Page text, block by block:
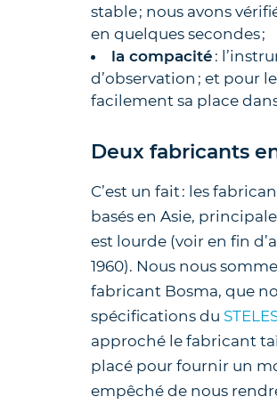
stable ; nous avons
en quelques secondes ;
la compacité :
d’observation ; et pour
facilement sa place
Deux fabricants
C’est un fait : les
basés en Asie,
est lourde (voir en fin
1960). Nous nous
fabricant Bosma, que
spécifications du
approché le fabricant
placé pour fournir un
empêché de nous